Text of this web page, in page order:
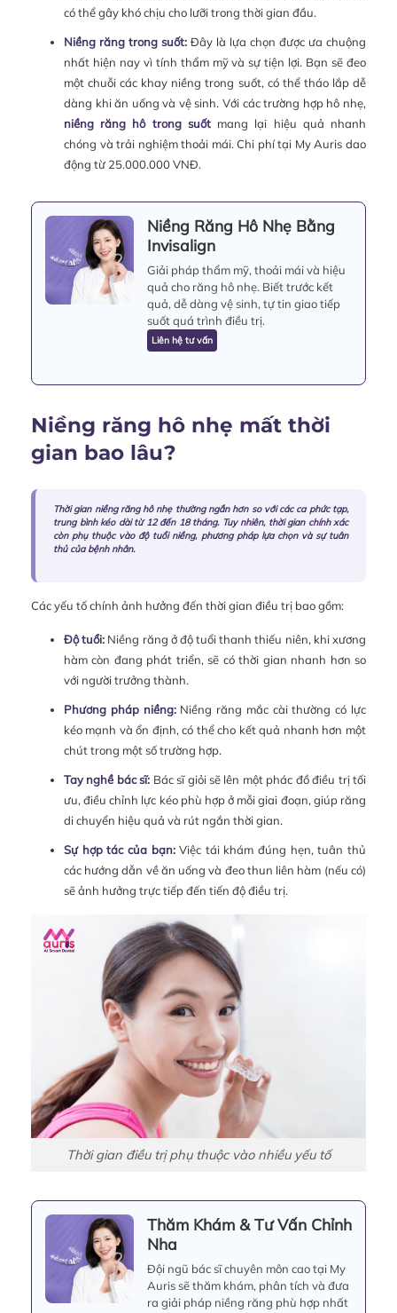
có thể gây khó chịu cho lưỡi trong thời gian đầu.
Niềng răng trong suốt:Đây là lựa chọn được ưa chuộng
nhất hiện nay vì tính thẩm mỹ và sự tiện lợi. Bạn sẽ đeo
một chuỗi các khay niềng trong suốt, có thể tháo lắp dễ
dàng khi ăn uống và vệ sinh. Với các trường hợp hô nhẹ,
niềng răng hô trong suốtmang lại hiệu quả nhanh
chóng và trải nghiệm thoải mái. Chi phí tại My Auris dao
động từ 25.000.000 VNĐ.
Niềng Răng Hô Nhẹ Bằng
Invisalign
Giải pháp thẩm mỹ, thoải mái và hiệu
quả cho răng hô nhẹ. Biết trước kết
quả, dễ dàng vệ sinh, tự tin giao tiếp
suốt quá trình điều trị.
Liên hệ tư vấn
Niềng răng hô nhẹ mất thời
gian bao lâu?
Thời gian niềng răng hô nhẹ thường ngắn hơn so với các ca phức tạp,
trung bình kéo dài từ 12 đến 18 tháng. Tuy nhiên, thời gian chính xác
còn phụ thuộc vào độ tuổi niềng, phương pháp lựa chọn và sự tuân
thủ của bệnh nhân.
Các yếu tố chính ảnh hưởng đến thời gian điều trị bao gồm:
Độ tuổi: Niềng răng ở độ tuổi thanh thiếu niên, khi xương
hàm còn đang phát triển, sẽ có thời gian nhanh hơn so
với người trưởng thành.
Phương pháp niềng:Niềng răng mắc cài thường có lực
kéo mạnh và ổn định, có thể cho kết quả nhanh hơn một
chút trong một số trường hợp.
Tay nghề bác sĩ: Bác sĩ giỏi sẽ lên một phác đồ điều trị tối
ưu, điều chỉnh lực kéo phù hợp ở mỗi giai đoạn, giúp răng
di chuyển hiệu quả và rút ngắn thời gian.
Sự hợp tác của bạn:Việc tái khám đúng hẹn, tuân thủ
các hướng dẫn về ăn uống và đeo thun liên hàm (nếu có)
sẽ ảnh hưởng trực tiếp đến tiến độ điều trị.
Thời gian điều trị phụ thuộc vào nhiều yếu tố
Thăm Khám & Tư Vấn Chỉnh
Nha
Đội ngũ bác sĩ chuyên môn cao tại My
Auris sẽ thăm khám, phân tích và đưa
ra giải pháp niềng răng phù hợp nhất